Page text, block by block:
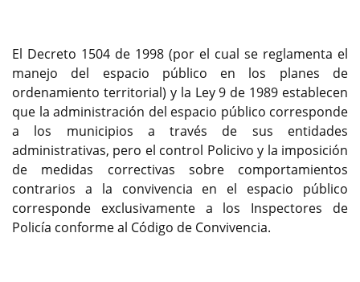
El Decreto 1504 de 1998 (por el cual se reglamenta el
manejo del espacio público en los planes de
ordenamiento territorial) y la Ley 9 de 1989 establecen
que la administración del espacio público corresponde
a los municipios a través de sus entidades
administrativas, pero el control Policivo y la imposición
de medidas correctivas sobre comportamientos
contrarios a la convivencia en el espacio público
corresponde exclusivamente a los Inspectores de
Policía conforme al Código de Convivencia.